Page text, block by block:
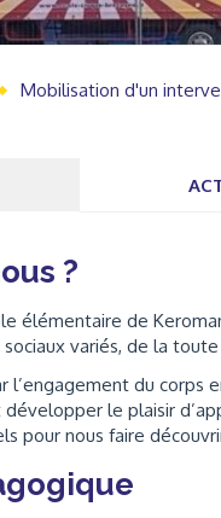
Mobilisation d'un
?
élémentaire de
variés, de la
l’engagement du corps
le plaisir
pour nous faire